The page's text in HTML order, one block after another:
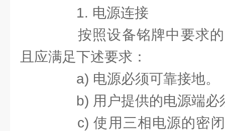
1. 电源连接
按照设备铭牌中要求的
且应满足下述要求：
a) 电源必须可靠接地。
b) 用户提供的电源端必
c) 使用三相电源的密闭